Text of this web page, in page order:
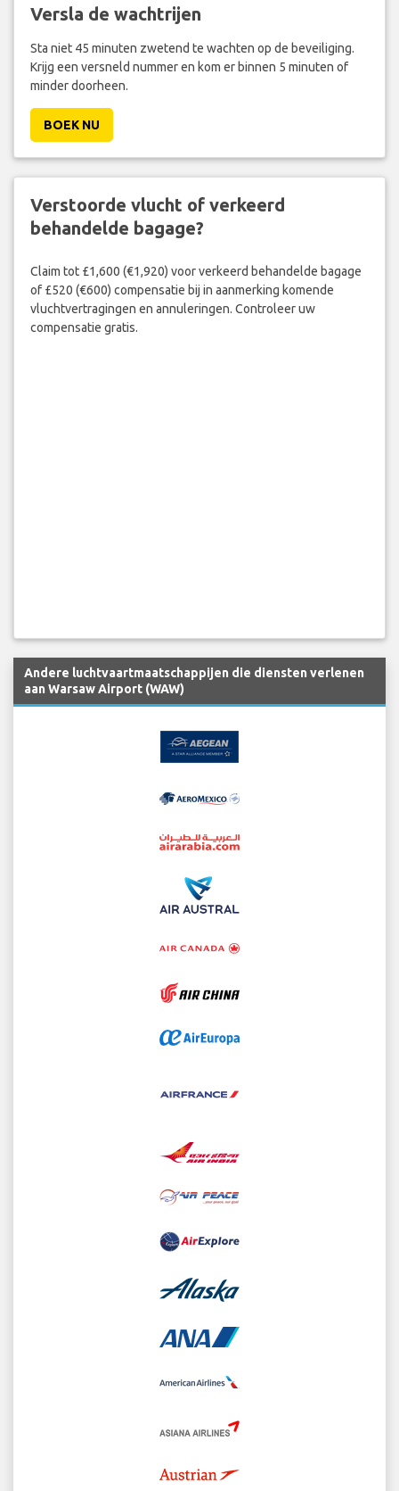
Versla de wachtrijen
Sta niet 45 minuten zwetend te wachten op de beveiliging.
Krijg een versneld nummer en kom er binnen 5 minuten of
minder doorheen.
BOEK NU
Verstoorde vlucht of verkeerd
behandelde bagage?
Claim tot £1,600 (€1,920) voor verkeerd behandelde bagage
of £520 (€600) compensatie bij in aanmerking komende
vluchtvertragingen en annuleringen. Controleer uw
compensatie gratis.
Andere luchtvaartmaatschappijen die diensten verlenen
aan Warsaw Airport (WAW)